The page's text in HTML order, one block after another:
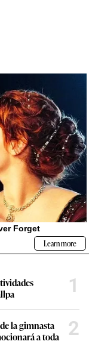
1
la gimnasta
a toda
2